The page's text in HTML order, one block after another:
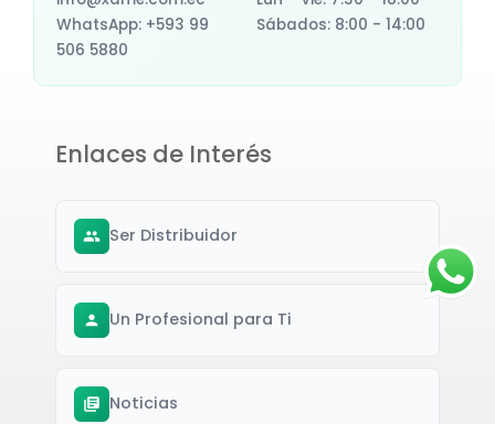
WhatsApp: +593 99
506 5880
Sábados: 8:00 - 14:00
Enlaces de Interés
Ser Distribuidor
Un Profesional para Ti
Noticias